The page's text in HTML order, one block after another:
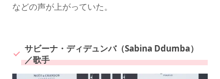
などの声が上がっていた。
サビーナ・ディデュンバ（Sabina Ddumba）
／歌手